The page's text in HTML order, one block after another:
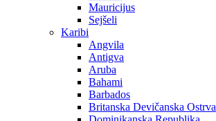
Mauricijus
Sejšeli
Karibi
Angvila
Antigva
Aruba
Bahami
Barbados
Britanska Devičanska Ostrva